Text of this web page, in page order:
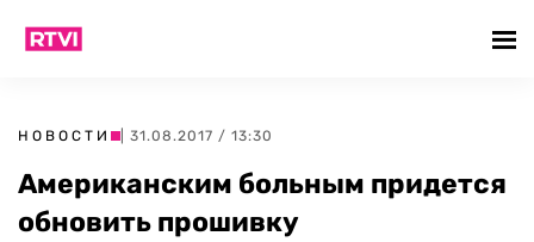
НОВОСТИ | 31.08.2017 / 13:30
Американским больным придется
обновить прошивку